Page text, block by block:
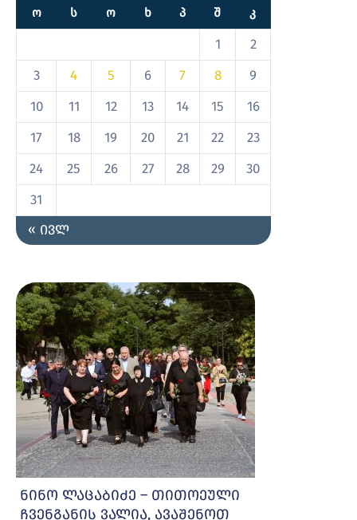
Ო Ს Ო Ხ Პ Შ Კ
1
2
3
4 5 6 7 8
9
10
11 12 13 14 15
16
17
18 19 20 21 22
23
24
25 26 27 28 29
30
31
« ივლ
ნინო ლაცაბიძე – თითოეული
ჩვენგანის ვალია, ავაშენოთ